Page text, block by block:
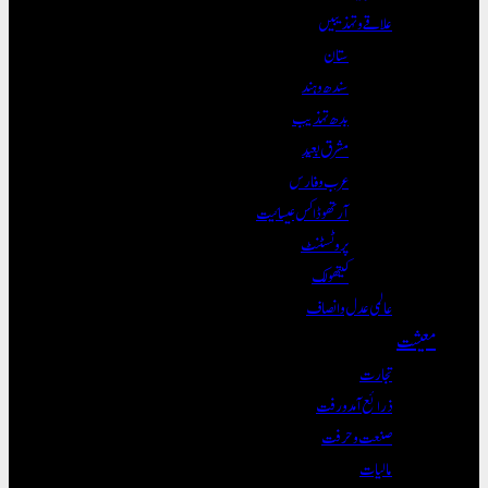
علاقے و تہذیبیں
ستان
سندھ و ہند
بدھ تہذیب
مشرق بعید
عرب و فارس
آرتھوڈاکس عیسائیت
پروٹسٹنٹ
کیتھولک
عالمی عدل و انصاف
معیشت
تجارت
ذرائع آمدورفت
صنعت و حرفت
مالیات